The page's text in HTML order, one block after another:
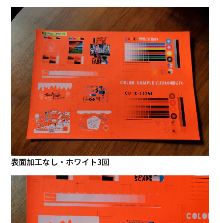
表面加工なし・ホワイト3回